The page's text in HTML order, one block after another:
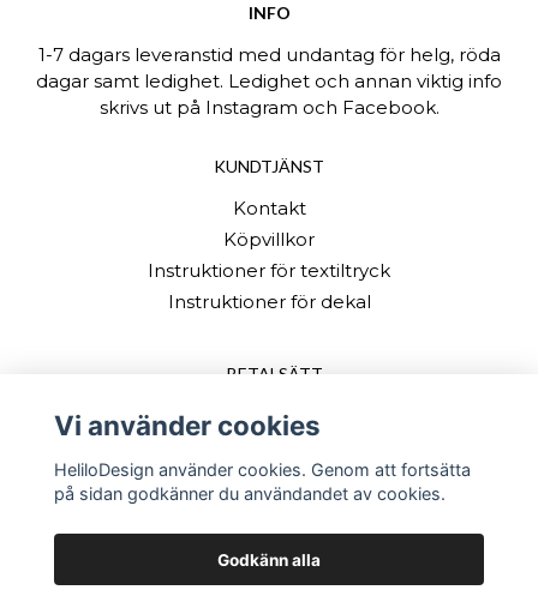
INFO
1-7 dagars leveranstid med undantag för helg, röda
dagar samt ledighet. Ledighet och annan viktig info
skrivs ut på Instagram och Facebook.
KUNDTJÄNST
Kontakt
Köpvillkor
Instruktioner för textiltryck
Instruktioner för dekal
BETALSÄTT
Vi använder cookies
HeliloDesign använder cookies. Genom att fortsätta
på sidan godkänner du användandet av cookies.
Godkänn alla